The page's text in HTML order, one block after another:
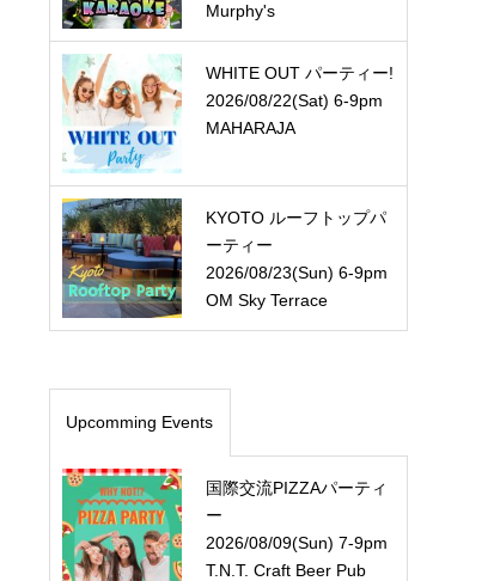
Murphy's
WHITE OUT パーティー!
2026/08/22(Sat) 6-9pm
MAHARAJA
KYOTO ルーフトップパ
ーティー
2026/08/23(Sun) 6-9pm
OM Sky Terrace
Upcomming Events
国際交流PIZZAパーティ
ー
2026/08/09(Sun) 7-9pm
T.N.T. Craft Beer Pub